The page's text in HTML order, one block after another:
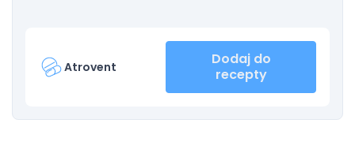
Atrovent
Dodaj do
recepty